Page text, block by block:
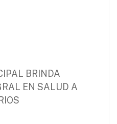
BRINDA
EN SALUD A